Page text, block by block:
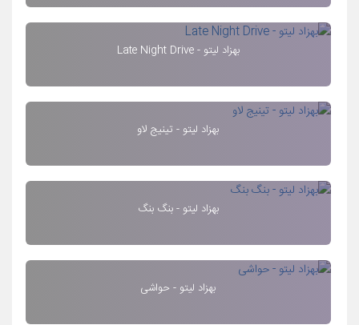
بهزاد لیتو - Late Night Drive
بهزاد لیتو - تینیج لاو
بهزاد لیتو - بنگ بنگ
بهزاد لیتو - حواشی